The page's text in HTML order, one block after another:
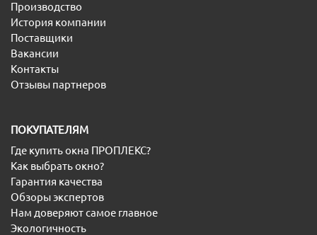
Производство
История компании
Поставщики
Вакансии
Контакты
Отзывы партнеров
ПОКУПАТЕЛЯМ
Где купить окна ПРОПЛЕКС?
Как выбрать окно?
Гарантия качества
Обзоры экспертов
Нам доверяют самое главное
Экологичность